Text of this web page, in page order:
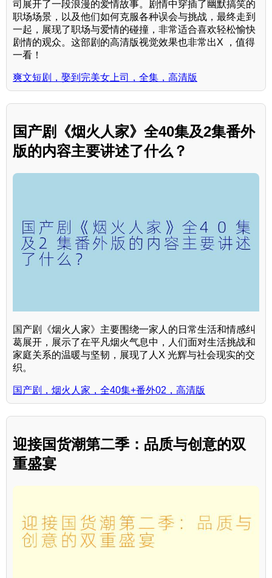
司展开了一段浪漫的爱情故事。剧情中穿插了幽默搞笑的
职场场景，以及他们如何克服各种误会与挑战，最终走到
一起，展现了职场与爱情的碰撞，非常适合喜欢轻松愉快
剧情的观众。这部剧的高清版视觉效果也非常出X ，值得
一看！
爽文短剧，娶到完美女上司，全集，高清版
国产剧《烟火人家》全40集及2集番外
版的内容主要讲述了什么？
国产剧《烟火人家》主要围绕一家人的日常生活和情感纠
葛展开，展示了在平凡烟火气息中，人们面对生活挑战和
家庭关系的温暖与坚韧，展现了人X 光辉与社会现实的交
织。
国产剧，烟火人家，全40集+番外02，高清版
迎接国货潮第二季：品质与创意的双
重盛宴